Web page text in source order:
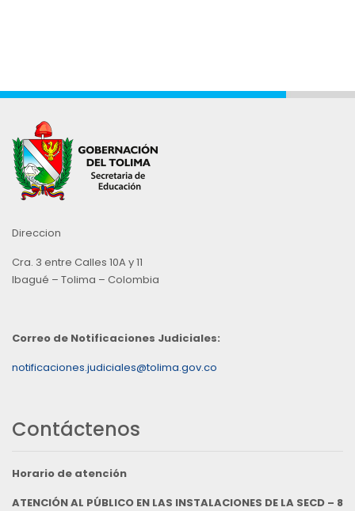
Direccion
Cra. 3 entre Calles 10A y 11
Ibagué – Tolima – Colombia
Correo de Notificaciones Judiciales:
notificaciones.judiciales@tolima.gov.co
Contáctenos
Horario de atención
ATENCIÓN AL PÚBLICO EN LAS INSTALACIONES DE LA SECD – 8